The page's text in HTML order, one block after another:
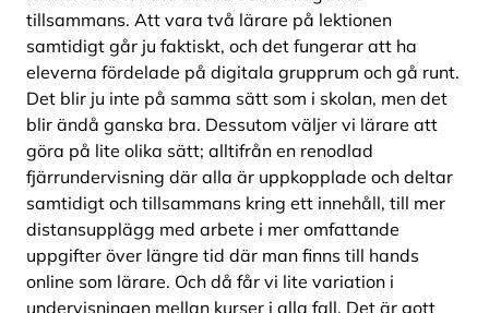
tillsammans. Att vara två lärare på lektionen
samtidigt går ju faktiskt, och det fungerar att ha
eleverna fördelade på digitala grupprum och gå runt.
Det blir ju inte på samma sätt som i skolan, men det
blir ändå ganska bra. Dessutom väljer vi lärare att
göra på lite olika sätt; alltifrån en renodlad
fjärrundervisning där alla är uppkopplade och deltar
samtidigt och tillsammans kring ett innehåll, till mer
distansupplägg med arbete i mer omfattande
uppgifter över längre tid där man finns till hands
online som lärare. Och då får vi lite variation i
undervisningen mellan kurser i alla fall. Det är gott